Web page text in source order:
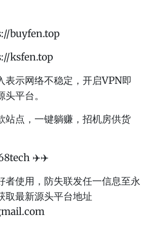
buyfen.top
ksfen.top
表示网络不稳定，开启VPN即
平台。
站点，一键躺赚，招机房供货
✈️✈️
者使用，防失联发任一信息至永
取最新源头平台地址